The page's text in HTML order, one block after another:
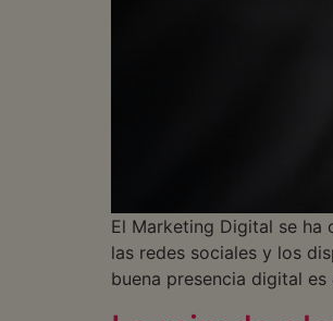
El Marketing Digital se ha
las redes sociales y los
buena presencia digital